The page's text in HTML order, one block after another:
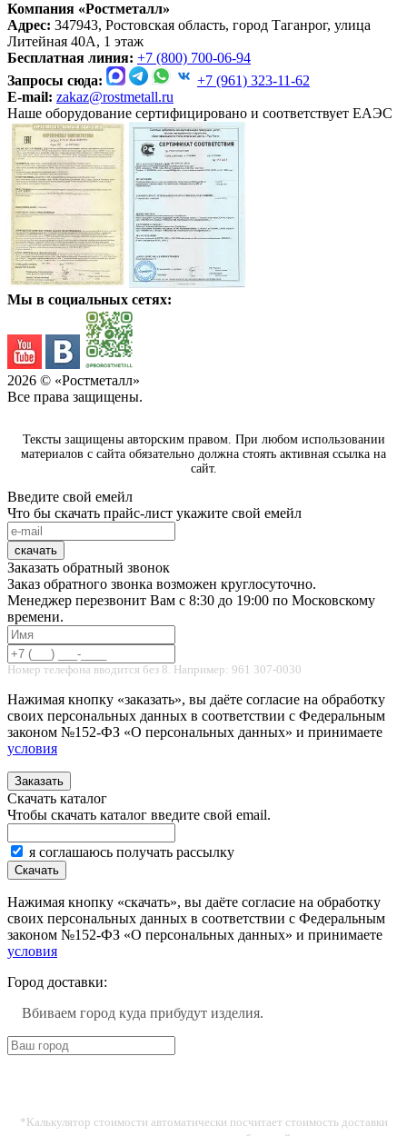
Компания «Ростметалл»
Адрес: 347943, Ростовская область, город Таганрог, улица
Литейная 40А, 1 этаж
Бесплатная линия: +7 (800) 700-06-94
Запросы сюда:
+7 (961) 323-11-62
E-mail: zakaz@rostmetall.ru
Наше оборудование сертифицировано и соответствует ЕАЭС
Мы в социальных сетях:
2026 © «Ростметалл»
Все права защищены.
Тексты защищены авторским правом. При любом использовании
материалов с сайта обязательно должна стоять активная ссылка на
сайт.
Введите свой емейл
Что бы скачать прайс-лист укажите свой емейл
скачать
Заказать обратный звонок
Заказ обратного звонка возможен круглосуточно.
Менеджер перезвонит Вам с 8:30 до 19:00 по Московскому
времени.
Номер телефона вводится без 8. Например: 961 307-0030
Нажимая кнопку «заказать», вы даёте согласие на обработку
своих персональных данных в соответствии с Федеральным
законом №152-ФЗ «О персональных данных» и принимаете
условия
Заказать
Скачать каталог
Чтобы скачать каталог введите свой email.
я соглашаюсь получать рассылку
Скачать
Нажимая кнопку «скачать», вы даёте согласие на обработку
своих персональных данных в соответствии с Федеральным
законом №152-ФЗ «О персональных данных» и принимаете
условия
Город доставки:
Вбиваем город куда прибудут изделия.
*Калькулятор стоимости автоматически посчитает стоимость доставки